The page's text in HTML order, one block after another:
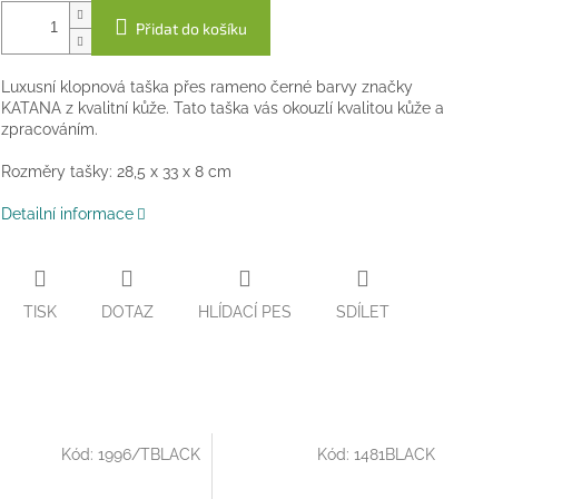
Přidat do košíku
Luxusní klopnová taška přes rameno černé barvy značky
KATANA z kvalitní kůže. Tato taška vás okouzlí kvalitou kůže a
zpracováním.
Rozměry tašky: 28,5 x 33 x 8 cm
Detailní informace
TISK DOTAZ HLÍDACÍ PES SDÍLET
Kód:1996/TBLACK Kód: 1481BLACK